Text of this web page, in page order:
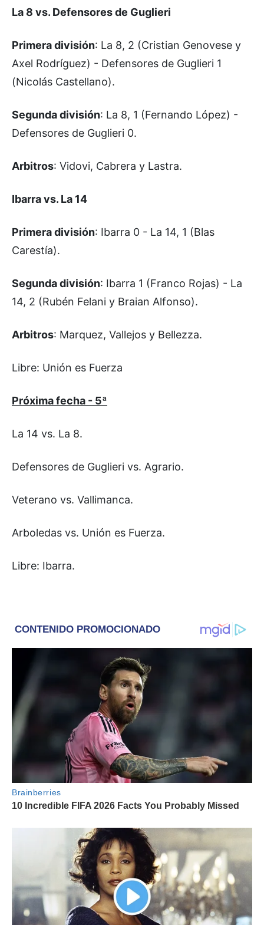
La 8 vs. Defensores de Guglieri
Primera división: La 8, 2 (Cristian Genovese y
Axel Rodríguez) - Defensores de Guglieri 1
(Nicolás Castellano).
Segunda división: La 8, 1 (Fernando López) -
Defensores de Guglieri 0.
Arbitros: Vidovi, Cabrera y Lastra.
Ibarra vs. La 14
Primera división: Ibarra 0 - La 14, 1 (Blas
Carestía).
Segunda división: Ibarra 1 (Franco Rojas) - La
14, 2 (Rubén Felani y Braian Alfonso).
Arbitros: Marquez, Vallejos y Bellezza.
Libre: Unión es Fuerza
Próxima fecha - 5ª
La 14 vs. La 8.
Defensores de Guglieri vs. Agrario.
Veterano vs. Vallimanca.
Arboledas vs. Unión es Fuerza.
Libre: Ibarra.